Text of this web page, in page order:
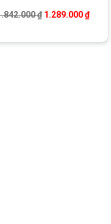
7.567.000 ₫.
₫ Giá gốc là:
1.289.000₫Giá